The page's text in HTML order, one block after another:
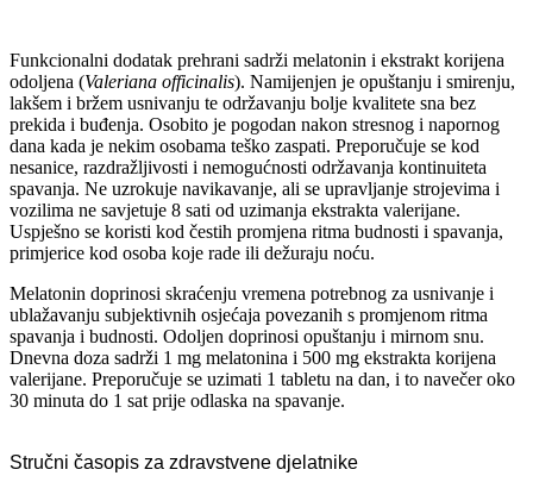
Funkcionalni dodatak prehrani sadrži melatonin i ekstrakt korijena
odoljena (Valeriana officinalis). Namijenjen je opuštanju i smirenju,
lakšem i bržem usnivanju te održavanju bolje kvalitete sna bez
prekida i buđenja. Osobito je pogodan nakon stresnog i napornog
dana kada je nekim osobama teško zaspati. Preporučuje se kod
nesanice, razdražljivosti i nemogućnosti održavanja kontinuiteta
spavanja. Ne uzrokuje navikavanje, ali se upravljanje strojevima i
vozilima ne savjetuje 8 sati od uzimanja ekstrakta valerijane.
Uspješno se koristi kod čestih promjena ritma budnosti i spavanja,
primjerice kod osoba koje rade ili dežuraju noću.
Melatonin doprinosi skraćenju vremena potrebnog za usnivanje i
ublažavanju subjektivnih osjećaja povezanih s promjenom ritma
spavanja i budnosti. Odoljen doprinosi opuštanju i mirnom snu.
Dnevna doza sadrži 1 mg melatonina i 500 mg ekstrakta korijena
valerijane. Preporučuje se uzimati 1 tabletu na dan, i to navečer oko
30 minuta do 1 sat prije odlaska na spavanje.
Stručni časopis za zdravstvene djelatnike